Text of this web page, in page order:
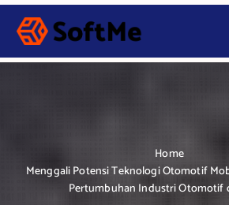
S
p
Home
Menggali Potensi Teknologi Otomotif
Pertumbuhan Industri Otomotif